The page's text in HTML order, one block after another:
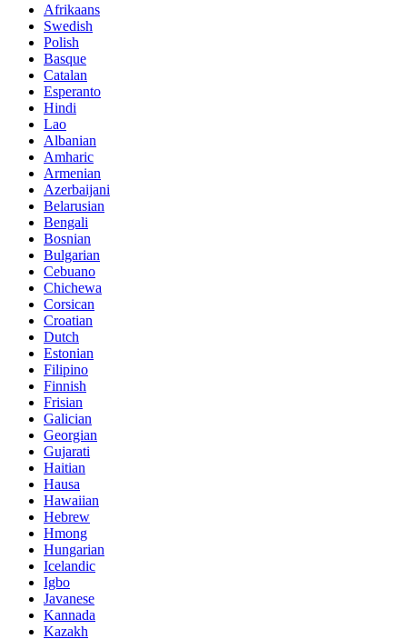
Afrikaans
Swedish
Polish
Basque
Catalan
Esperanto
Hindi
Lao
Albanian
Amharic
Armenian
Azerbaijani
Belarusian
Bengali
Bosnian
Bulgarian
Cebuano
Chichewa
Corsican
Croatian
Dutch
Estonian
Filipino
Finnish
Frisian
Galician
Georgian
Gujarati
Haitian
Hausa
Hawaiian
Hebrew
Hmong
Hungarian
Icelandic
Igbo
Javanese
Kannada
Kazakh